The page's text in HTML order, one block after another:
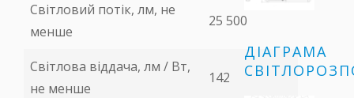
Світловий потік, лм, не
менше
25 500
Світлова віддача, лм / Вт,
не менше
142
ДІАГРАМА